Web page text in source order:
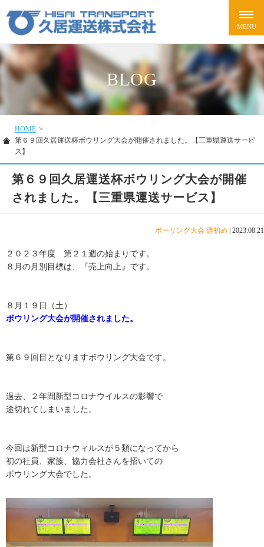
BLOG
HOME >
第６９回久居運送杯ボウリング大会が開催されました。【三重県運送サービ
ス】
第６９回久居運送杯ボウリング大会が開催
されました。【三重県運送サービス】
ボーリング大会 週初め 2023.08.21
２０２３年度 第２１週の始まりです。
８月の月別目標は、『売上向上』です。
８月１９日（土）
ボウリング大会が開催されました。
第６９回目となりますボウリング大会です。
過去、２年間新型コロナウイルスの影響で
途切れてしまいました。
今回は新型コロナウィルスが５類になってから
初の社員、家族、協力会社さんを招いての
ボウリング大会でした。